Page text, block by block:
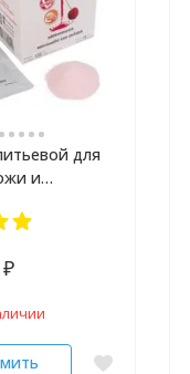
для
и
₽